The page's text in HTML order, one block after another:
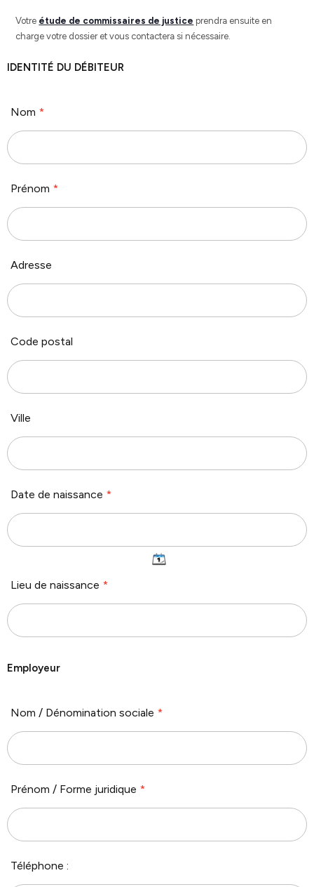
Votre étude de commissaires de justice prendra ensuite en
charge votre dossier et vous contactera si nécessaire.
IDENTITÉ DU DÉBITEUR
Nom *
Prénom *
Adresse
Code postal
Ville
Date de naissance *
Lieu de naissance *
Employeur
Nom / Dénomination sociale *
Prénom / Forme juridique *
Téléphone :